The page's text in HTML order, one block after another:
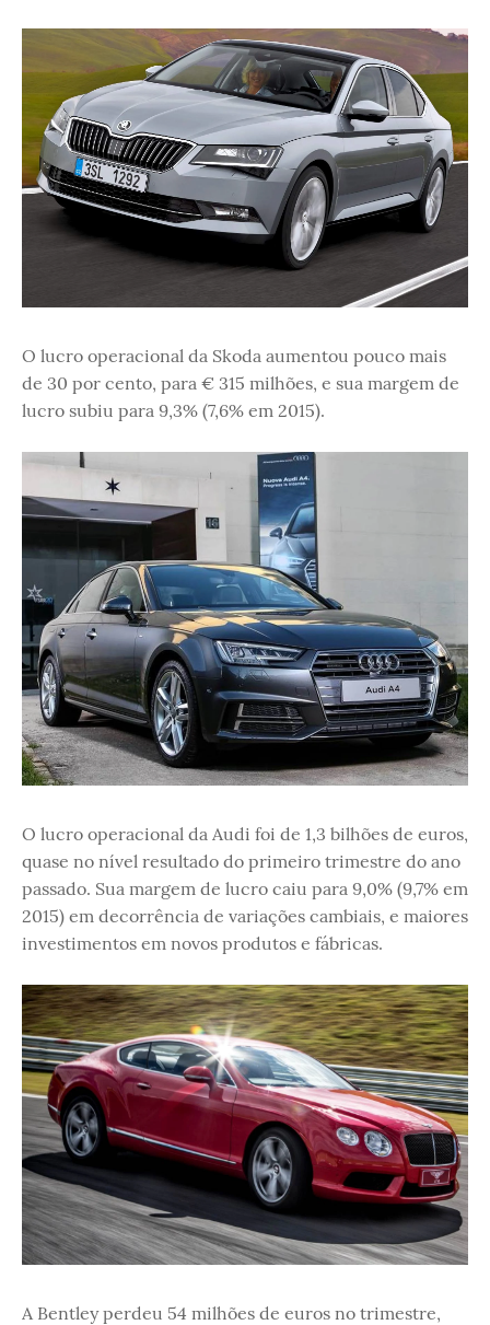
O lucro operacional da Skoda aumentou pouco mais
de 30 por cento, para € 315 milhões, e sua margem de
lucro subiu para 9,3% (7,6% em 2015).
O lucro operacional da Audi foi de 1,3 bilhões de euros,
quase no nível resultado do primeiro trimestre do ano
passado. Sua margem de lucro caiu para 9,0% (9,7% em
2015) em decorrência de variações cambiais, e maiores
investimentos em novos produtos e fábricas.
A Bentley perdeu 54 milhões de euros no trimestre,